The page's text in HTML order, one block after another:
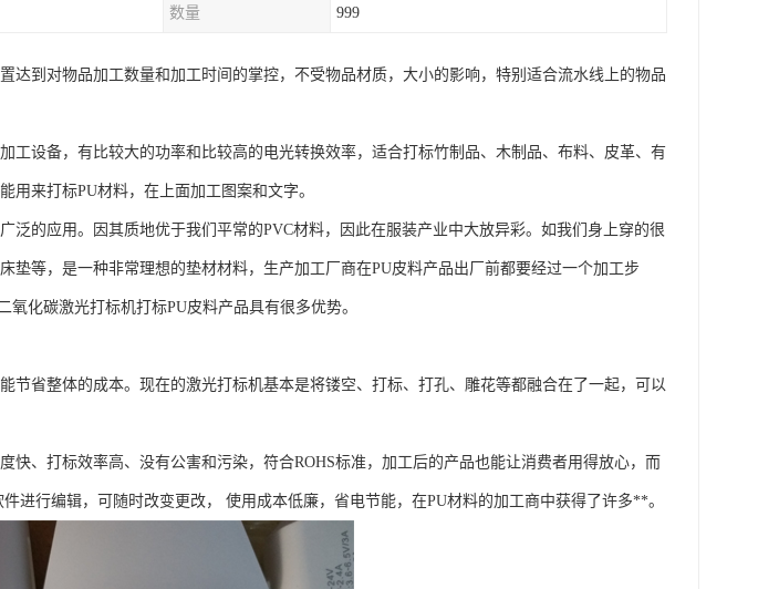
数量 999
达到对物品加工数量和加工时间的掌控，不受物品材质，大小的影响，特别适合流水线上的物品
工设备，有比较大的功率和比较高的电光转换效率，适合打标竹制品、木制品、布料、皮革、有
用来打标PU材料，在上面加工图案和文字。
泛的应用。因其质地优于我们平常的PVC材料，因此在服装产业中大放异彩。如我们身上穿的很
垫等，是一种非常理想的垫材材料，生产加工厂商在PU皮料产品出厂前都要经过一个加工步
化碳激光打标机打标PU皮料产品具有很多优势。
节省整体的成本。现在的激光打标机基本是将镂空、打标、打孔、雕花等都融合在了一起，可以
快、打标效率高、没有公害和污染，符合ROHS标准，加工后的产品也能让消费者用得放心，而
进行编辑，可随时改变更改， 使用成本低廉，省电节能，在PU材料的加工商中获得了许多**。